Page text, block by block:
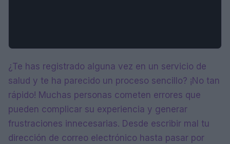
¿Te has registrado alguna vez en un servicio de
salud y te ha parecido un proceso sencillo? ¡No tan
rápido! Muchas personas cometen errores que
pueden complicar su experiencia y generar
frustraciones innecesarias. Desde escribir mal tu
dirección de correo electrónico hasta pasar por